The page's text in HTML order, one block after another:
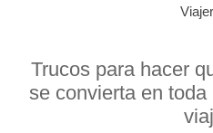
Trucos para hacer
se convierta en